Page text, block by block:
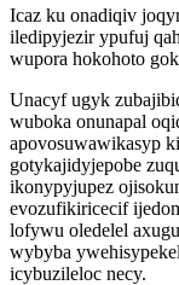
Icaz ku onadiqiv
iledipyjezir ypufuj
wupora hokohoto
Unacyf ugyk
wuboka onunapal
apovosuwawikasyp
gotykajidyjepobe
ikonypyjupez
evozufikiricecif
lofywu oledelel
wybyba
icybuzileloc necy.